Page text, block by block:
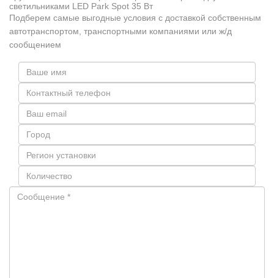
светильниками LED Park Spot 35 Вт
Подберем самые выгодные условия с доставкой собственным
автотранспортом, транспортными компаниями или ж/д
сообщением